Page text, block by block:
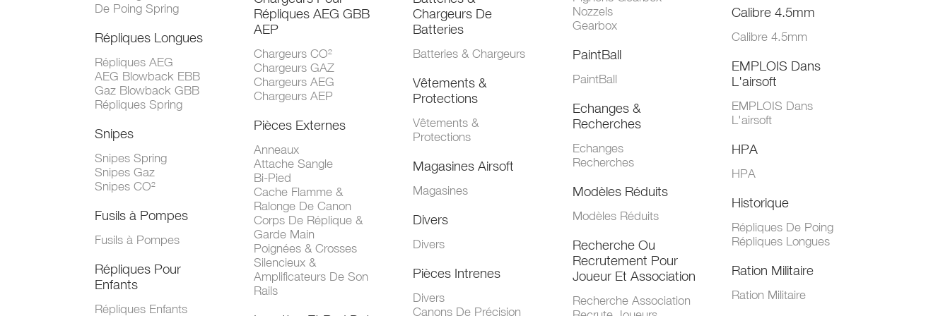
De Poing Spring
Répliques Longues
Répliques AEG
AEG Blowback EBB
Gaz Blowback GBB
Répliques Spring
Snipes
Snipes Spring
Snipes Gaz
Snipes CO²
Fusils à Pompes
Fusils à Pompes
Répliques Pour
Enfants
Répliques Enfants
Répliques AEG GBB
AEP
Chargeurs CO²
Chargeurs GAZ
Chargeurs AEG
Chargeurs AEP
Pièces Externes
Anneaux
Attache Sangle
Bi-Pied
Cache Flamme &
Ralonge De Canon
Corps De Réplique &
Garde Main
Poignées & Crosses
Silencieux &
Amplificateurs De Son
Rails
Chargeurs De
Batteries
Batteries & Chargeurs
Vêtements &
Protections
Vêtements &
Protections
Magasines Airsoft
Magasines
Divers
Divers
Pièces Intrenes
Divers
Canons De Précision
Nozzels
Gearbox
PaintBall
PaintBall
Echanges &
Recherches
Echanges
Recherches
Modèles Réduits
Modèles Réduits
Recherche Ou
Recrutement Pour
Joueur Et Association
Recherche Association
Calibre 4.5mm
Calibre 4.5mm
EMPLOIS Dans
L'airsoft
EMPLOIS Dans
L'airsoft
HPA
HPA
Historique
Répliques De Poing
Répliques Longues
Ration Militaire
Ration Militaire